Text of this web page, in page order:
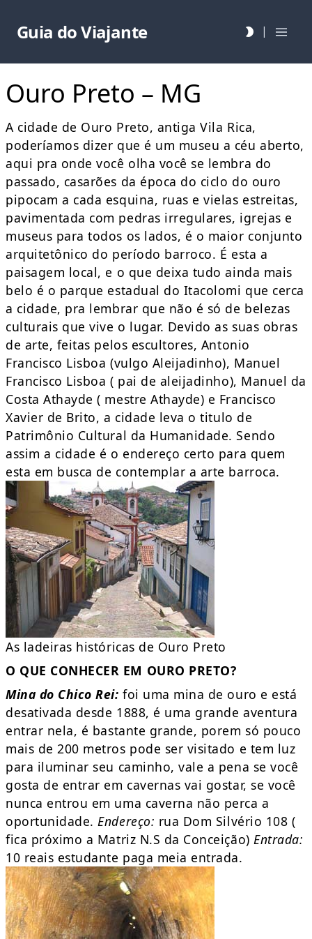
Guia do Viajante |
Ouro Preto – MG
A cidade de Ouro Preto, antiga Vila Rica,
poderíamos dizer que é um museu a céu aberto,
aqui pra onde você olha você se lembra do
passado, casarões da época do ciclo do ouro
pipocam a cada esquina, ruas e vielas estreitas,
pavimentada com pedras irregulares, igrejas e
museus para todos os lados, é o maior conjunto
arquitetônico do período barroco. É esta a
paisagem local, e o que deixa tudo ainda mais
belo é o parque estadual do Itacolomi que cerca
a cidade, pra lembrar que não é só de belezas
culturais que vive o lugar. Devido as suas obras
de arte, feitas pelos escultores, Antonio
Francisco Lisboa (vulgo Aleijadinho), Manuel
Francisco Lisboa ( pai de aleijadinho), Manuel da
Costa Athayde ( mestre Athayde) e Francisco
Xavier de Brito, a cidade leva o titulo de
Patrimônio Cultural da Humanidade. Sendo
assim a cidade é o endereço certo para quem
esta em busca de contemplar a arte barroca.
As ladeiras históricas de Ouro Preto
O QUE CONHECER EM OURO PRETO?
Mina do Chico Rei: foi uma mina de ouro e está
desativada desde 1888, é uma grande aventura
entrar nela, é bastante grande, porem só pouco
mais de 200 metros pode ser visitado e tem luz
para iluminar seu caminho, vale a pena se você
gosta de entrar em cavernas vai gostar, se você
nunca entrou em uma caverna não perca a
oportunidade.Endereço: rua Dom Silvério 108 (
fica próximo a Matriz N.S da Conceição)Entrada:
10 reais estudante paga meia entrada.